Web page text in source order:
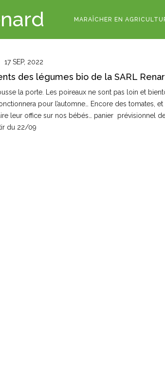
MARAÎCHER EN
17 SEP, 2022
des légumes bio de la SARL
la porte. Les poireaux ne sont pas loin et
pour l’automne… Encore des tomates,
leur office sur nos bébés… panier prévisionnel
du 22/09